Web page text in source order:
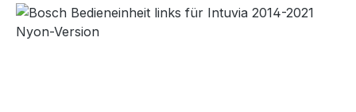
Bildergalerie überspringen